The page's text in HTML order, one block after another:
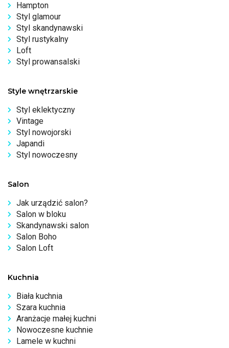
Hampton
Styl glamour
Styl skandynawski
Styl rustykalny
Loft
Styl prowansalski
Style wnętrzarskie
Styl eklektyczny
Vintage
Styl nowojorski
Japandi
Styl nowoczesny
Salon
Jak urządzić salon?
Salon w bloku
Skandynawski salon
Salon Boho
Salon Loft
Kuchnia
Biała kuchnia
Szara kuchnia
Aranżacje małej kuchni
Nowoczesne kuchnie
Lamele w kuchni